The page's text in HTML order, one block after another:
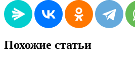
Похожие статьи